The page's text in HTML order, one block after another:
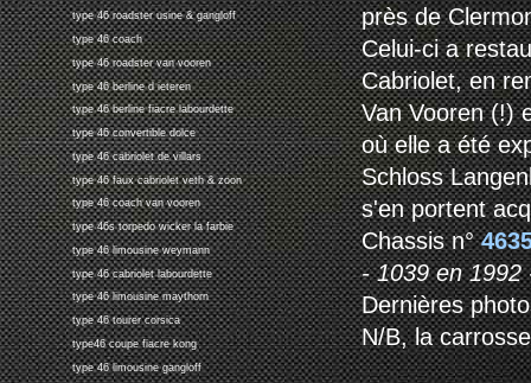
type 46 roadster usine & gangloff
type 46 coach
type 46 roadster van vooren
type 46 berline d ieteren
type 46 berline fiacre labourdette
type 46 convertible dolce
type 46 cabriolet de villars
type 46 faux cabriolet veth & zoon
type 46 coach van vooren
type 46s torpedo wicker la farbie
type 46 limousine weymann
type 46 cabriolet labourdette
type 46 limousine maythorn
type 46 tourer corsica
type46 coupe fiacre kong
type 46 limousine gangloff
près de
Celui-ci a
Cabriolet, en
Van Vooren (!)
où elle a été
Schloss
s'en portent
Chassis n°
- 1039 en 1992
Dernières
N/B, la